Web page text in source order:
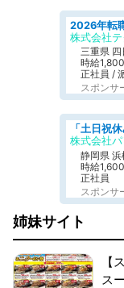
株式会社
三重県
時給
正社員 /
スポンサ
株式会社パ
静岡県 浜
時給
正社員
スポンサ
姉妹サイト
【
ス